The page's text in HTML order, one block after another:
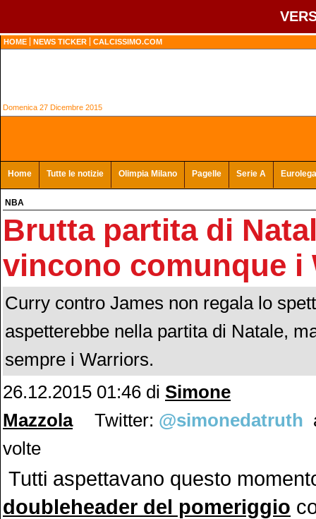
HOME NEWS TICKER CALCISSIMO.COM
Domenica 27 Dicembre 2015
Home Tutte le notizie Olimpia Milano Pagelle Serie A Eurolega
NBA
Brutta partita di
vincono comunque i
Curry contro James non regala lo
aspetterebbe nella partita di Natale,
sempre i Warriors.
26.12.2015 01:46 di Simone
Mazzola
Twitter: @simonedatruth
volte
Tutti aspettavano questo
doubleheader del pomeriggio